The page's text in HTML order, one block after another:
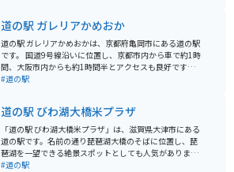
は、琵琶湖周辺のツーリングの拠点としても最適です。
周辺には、琵琶湖博物館や水生植物公園みずの森など、
観光スポットも充実しています。特に、琵琶湖博物館
は、琵琶湖の生態系や歴史について学べる博物館として
人気です。
道の駅 ガレリアかめおか
道の駅 ガレリアかめおかは、京都府亀岡市にある道の駅
です。 国道9号線沿いに位置し、京都市内から車で約1時
間、大阪市内からも約1時間半とアクセスも良好です。
地元亀岡の新鮮な野菜や特産品を販売する農産物直売
季節の食材を使った料理やスイーツはおすすめです。 ツ
ーリングの休憩場所としても人気があり、バイクスタン
ドも設置されています。 周辺には、湯の花温泉やるり渓
など、観光スポットも点在しています。 【おすすめポイ
ント】 * 亀岡市内や近隣地域の特産品が購入できる * 新
#道の駅
道の駅 びわ湖大橋米プラザ
「道の駅 びわ湖大橋米プラザ」は、滋賀県大津市にある
道の駅です。名前の通り琵琶湖大橋のそばに位置し、琵
琶湖を一望できる絶景スポットとしても人気がありま
す。 施設内には、地元の新鮮な農産物を販売する直売所
#道の駅